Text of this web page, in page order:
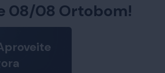
08/08 Ortobom!